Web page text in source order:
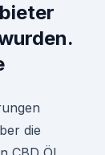
die